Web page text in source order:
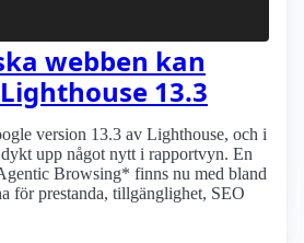
webben kan
13.3
version 13.3 av Lighthouse, och i
upp något nytt i rapportvyn. En
Browsing* finns nu med bland
för prestanda, tillgänglighet, SEO